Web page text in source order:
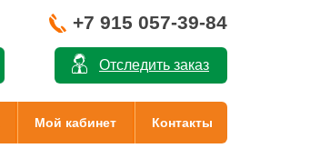
Отследить заказ
+7 915 057-39-84
Мой кабинет Контакты